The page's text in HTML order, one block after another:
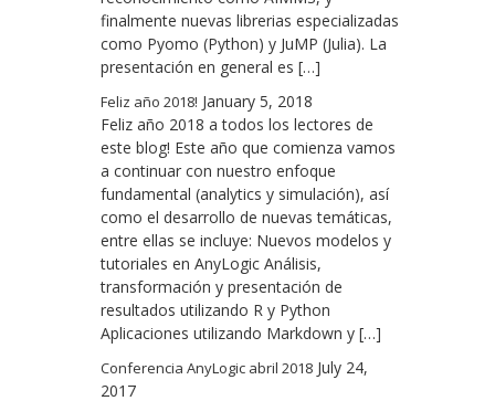
finalmente nuevas librerias especializadas
como Pyomo (Python) y JuMP (Julia). La
presentación en general es […]
Feliz año 2018! January 5, 2018
Feliz año 2018 a todos los lectores de
este blog! Este año que comienza vamos
a continuar con nuestro enfoque
fundamental (analytics y simulación), así
como el desarrollo de nuevas temáticas,
entre ellas se incluye: Nuevos modelos y
tutoriales en AnyLogic Análisis,
transformación y presentación de
resultados utilizando R y Python
Aplicaciones utilizando Markdown y […]
Conferencia AnyLogic abril 2018 July 24,
2017